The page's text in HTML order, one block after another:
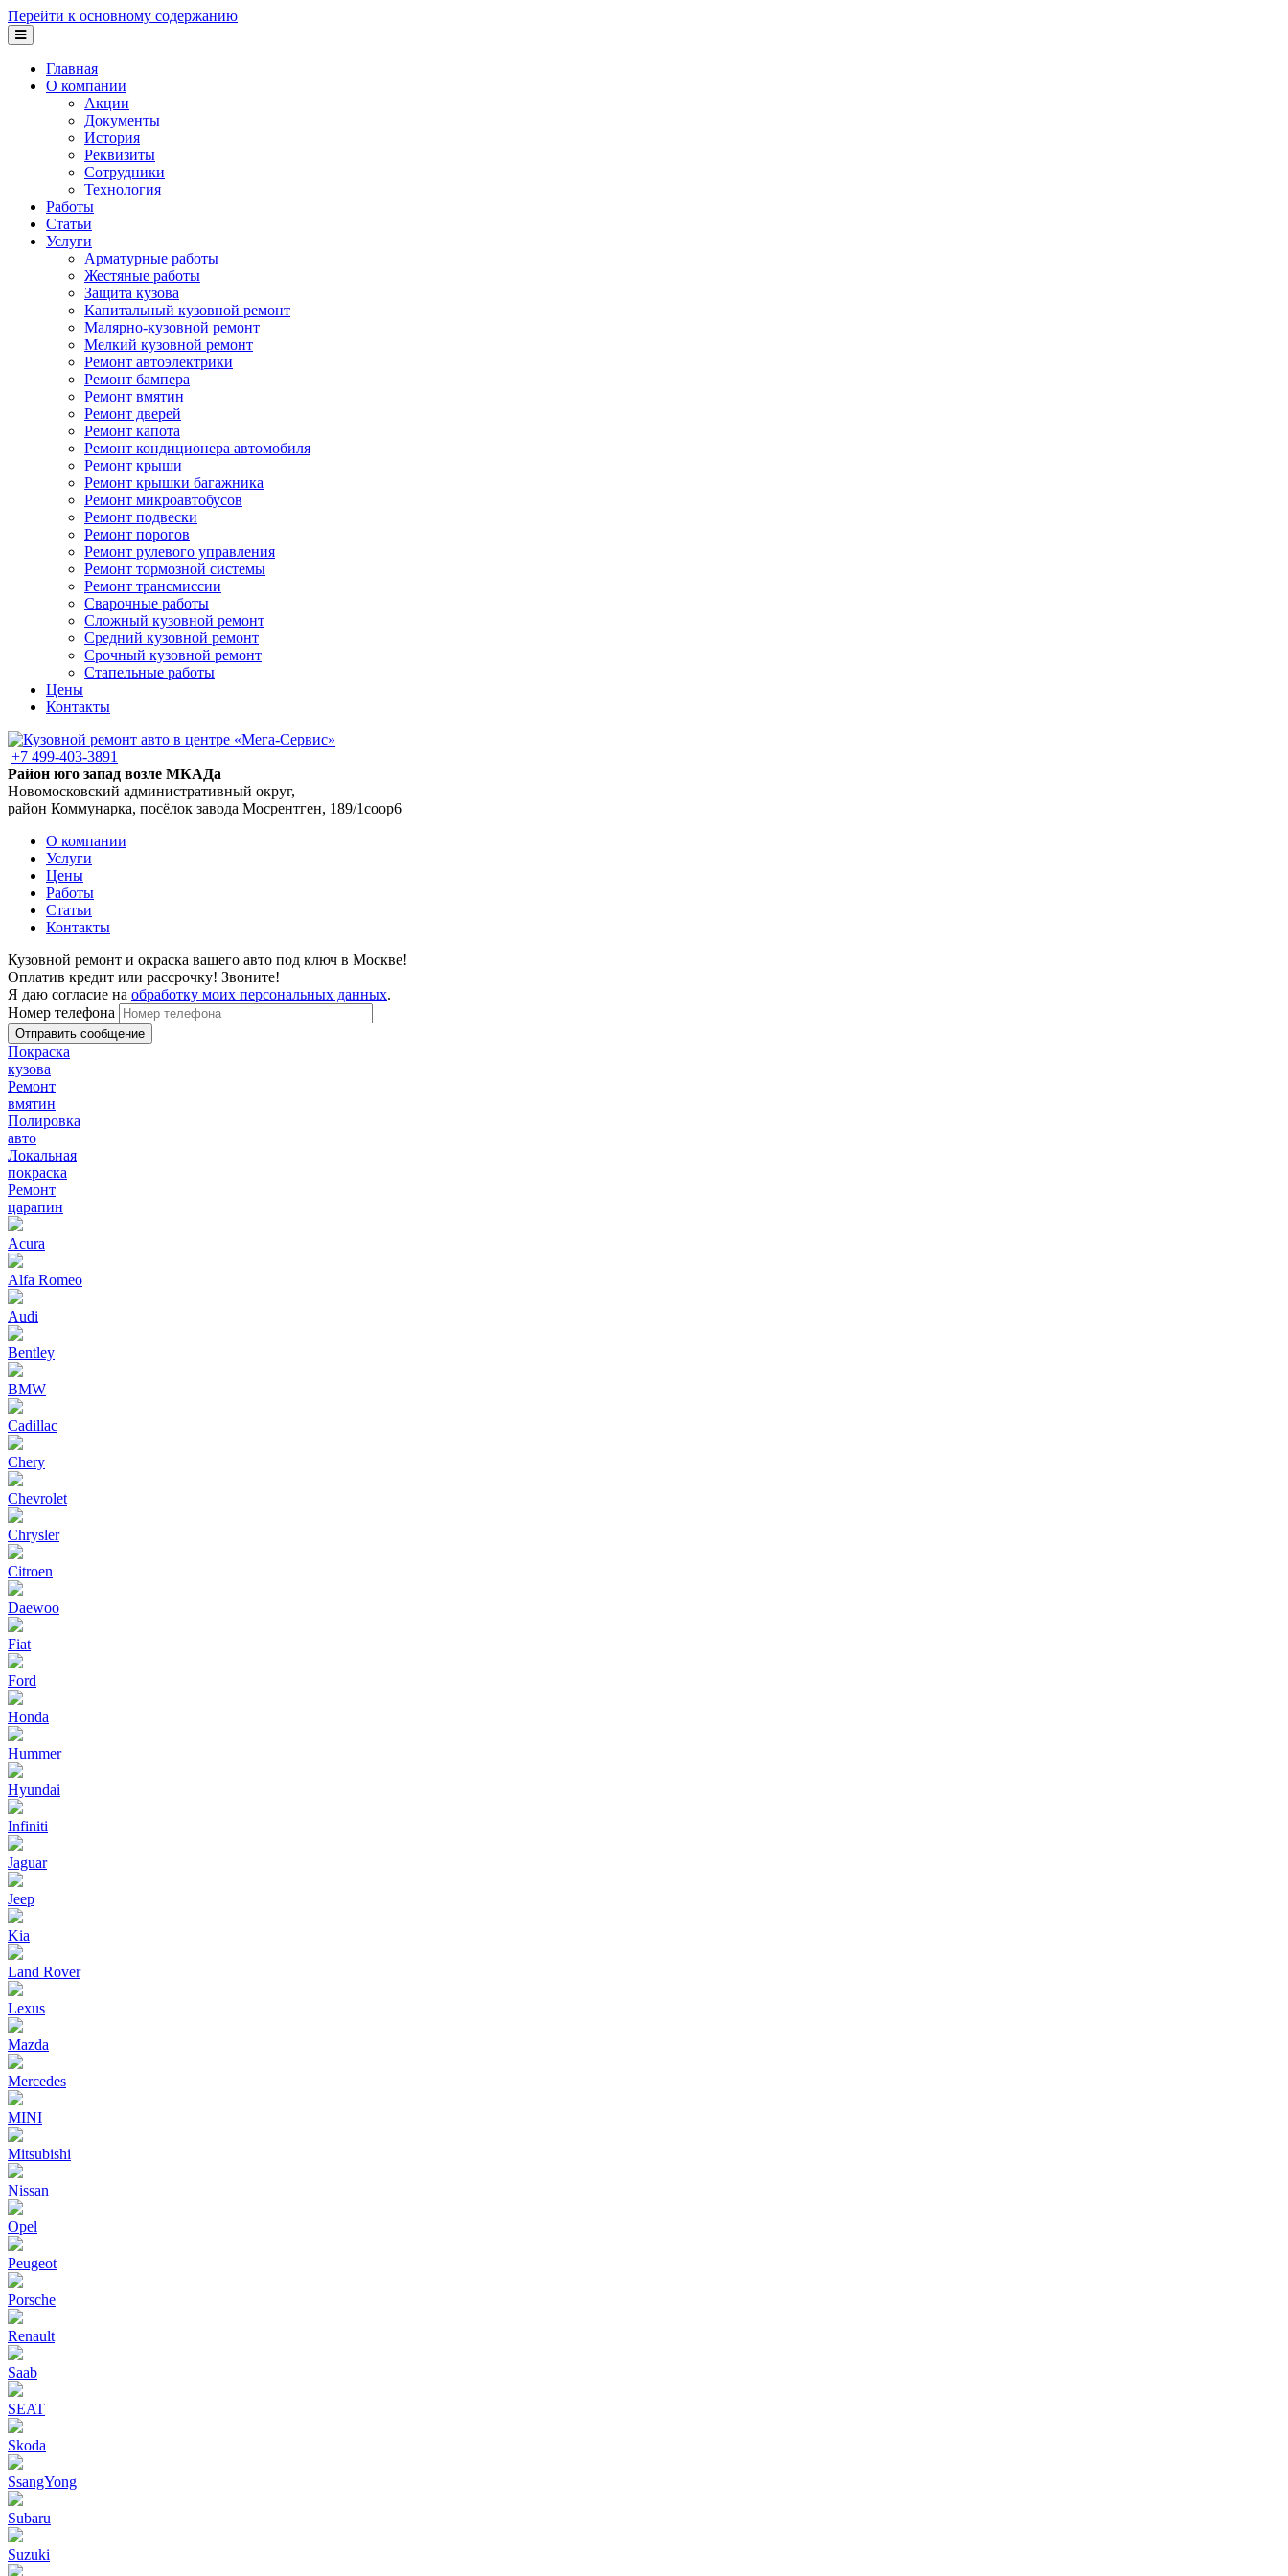
Перейти к основному содержанию
Главная
О компании
Акции
Документы
История
Реквизиты
Сотрудники
Технология
Работы
Статьи
Услуги
Арматурные работы
Жестяные работы
Защита кузова
Капитальный кузовной ремонт
Малярно-кузовной ремонт
Мелкий кузовной ремонт
Ремонт автоэлектрики
Ремонт бампера
Ремонт вмятин
Ремонт дверей
Ремонт капота
Ремонт кондиционера автомобиля
Ремонт крыши
Ремонт крышки багажника
Ремонт микроавтобусов
Ремонт подвески
Ремонт порогов
Ремонт рулевого управления
Ремонт тормозной системы
Ремонт трансмиссии
Сварочные работы
Сложный кузовной ремонт
Средний кузовной ремонт
Срочный кузовной ремонт
Стапельные работы
Цены
Контакты
+7 499-403-3891
Район юго запад возле МКАДа
Новомосковский административный округ,
район Коммунарка, посёлок завода Мосрентген, 189/1соор6
О компании
Услуги
Цены
Работы
Статьи
Контакты
Кузовной ремонт и окраска вашего авто под ключ в Москве!
Оплатив кредит или рассрочку! Звоните!
Я даю согласие на обработку моих персональных данных.
Номер телефона
Покраска
кузова
Ремонт
вмятин
Полировка
авто
Локальная
покраска
Ремонт
царапин
Acura
Alfa Romeo
Audi
Bentley
BMW
Cadillac
Chery
Chevrolet
Chrysler
Citroen
Daewoo
Fiat
Ford
Honda
Hummer
Hyundai
Infiniti
Jaguar
Jeep
Kia
Land Rover
Lexus
Mazda
Mercedes
MINI
Mitsubishi
Nissan
Opel
Peugeot
Porsche
Renault
Saab
SEAT
Skoda
SsangYong
Subaru
Suzuki